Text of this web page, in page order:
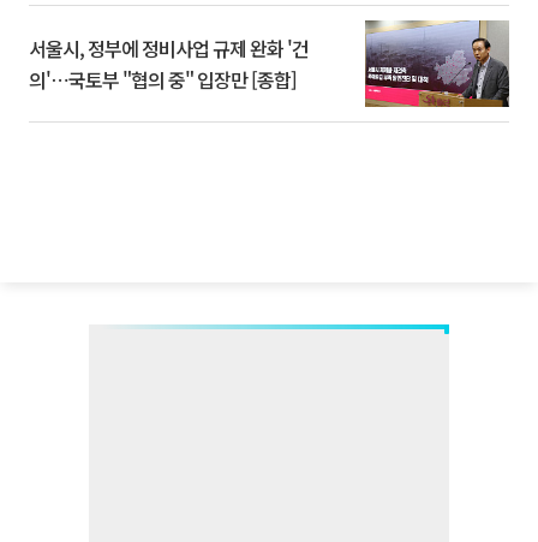
서울시, 정부에 정비사업 규제 완화 '건
의'⋯국토부 "협의 중" 입장만 [종합]